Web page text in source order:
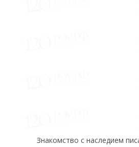
Знакомство с наследием